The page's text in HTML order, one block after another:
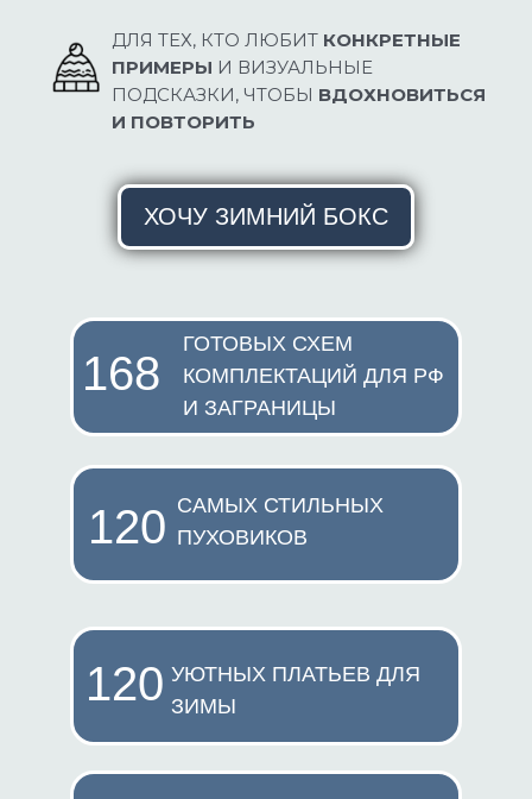
ДЛЯ ТЕХ, КТО ЛЮБИТ КОНКРЕТНЫЕ
ПРИМЕРЫ И ВИЗУАЛЬНЫЕ
ПОДСКАЗКИ, ЧТОБЫ ВДОХНОВИТЬСЯ
И ПОВТОРИТЬ
ХОЧУ ЗИМНИЙ БОКС
168
120
120
ГОТОВЫХ СХЕМ
КОМПЛЕКТАЦИЙ ДЛЯ РФ
И ЗАГРАНИЦЫ
САМЫХ СТИЛЬНЫХ
ПУХОВИКОВ
УЮТНЫХ ПЛАТЬЕВ ДЛЯ
ЗИМЫ